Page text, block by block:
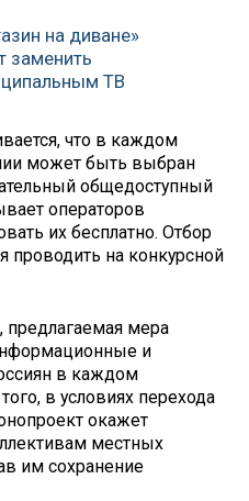
на диване»
заменить
ТВ
что в каждом
может быть выбран
общедоступный
операторов
их бесплатно. Отбор
проводить на конкурсной
мера
и
в каждом
в условиях перехода
окажет
местных
им сохранение